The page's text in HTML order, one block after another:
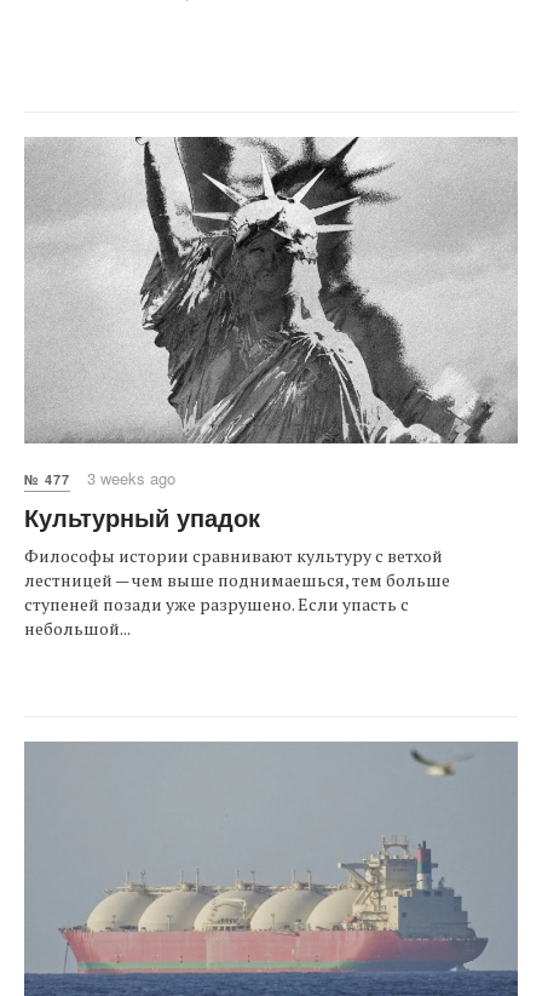
№ 477 3 weeks ago
Культурный упадок
Философы истории сравнивают культуру с ветхой
лестницей — чем выше поднимаешься, тем больше
ступеней позади уже разрушено. Если упасть с
небольшой...